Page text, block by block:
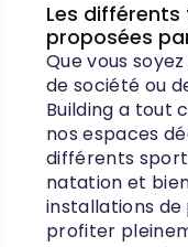
Les
proposées
Que vous
de société ou
Building a tout
nos espaces
différents
natation et
installations
profiter